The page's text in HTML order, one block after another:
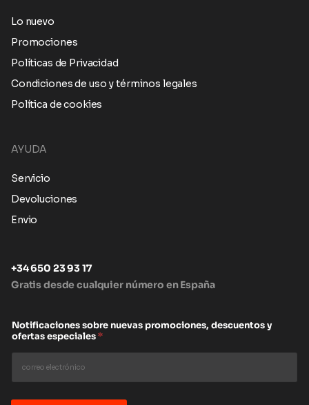
Lo nuevo
Promociones
Políticas de Privacidad
Condiciones de uso y términos legales
Política de cookies
AYUDA
Servicio
Devoluciones
Envio
+34 650 23 93 17
Gratis desde cualquier número en España
Notificaciones sobre nuevas promociones, descuentos y
ofertas especiales*